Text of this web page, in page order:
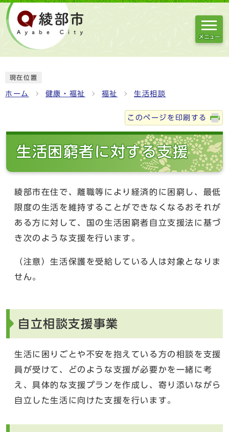
メニュー
現在位置
ホーム 健康・福祉 福祉 生活相談
このページを印刷する
生活困窮者に対する支援
綾部市在住で、離職等により経済的に困窮し、最低
限度の生活を維持することができなくなるおそれが
ある方に対して、国の生活困窮者自立支援法に基づ
き次のような支援を行います。
（注意）生活保護を受給している人は対象となりま
せん。
自立相談支援事業
生活に困りごとや不安を抱えている方の相談を支援
員が受けて、どのような支援が必要かを一緒に考
え、具体的な支援プランを作成し、寄り添いながら
自立した生活に向けた支援を行います。